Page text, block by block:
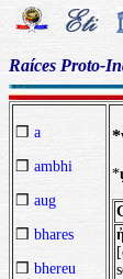
Raíces Proto-
❒ a
❒ ambhi
❒ aug
❒ bhares
❒ bhereu
*